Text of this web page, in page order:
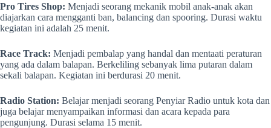
Pro Tires Shop: Menjadi seorang mekanik mobil anak-anak akan
diajarkan cara mengganti ban, balancing dan spooring. Durasi waktu
kegiatan ini adalah 25 menit.
Race Track: Menjadi pembalap yang handal dan mentaati peraturan
yang ada dalam balapan. Berkeliling sebanyak lima putaran dalam
sekali balapan. Kegiatan ini berdurasi 20 menit.
Radio Station: Belajar menjadi seorang Penyiar Radio untuk kota dan
juga belajar menyampaikan informasi dan acara kepada para
pengunjung. Durasi selama 15 menit.